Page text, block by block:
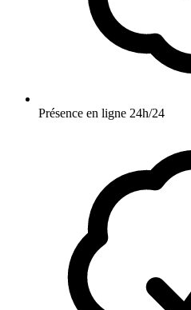
Présence en ligne 24h/24